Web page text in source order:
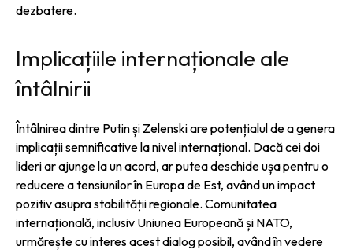
dezbatere.
Implicațiile internaționale ale
întâlnirii
Întâlnirea dintre Putin și Zelenski are potențialul de a genera
implicații semnificative la nivel internațional. Dacă cei doi
lideri ar ajunge la un acord, ar putea deschide ușa pentru o
reducere a tensiunilor în Europa de Est, având un impact
pozitiv asupra stabilității regionale. Comunitatea
internațională, inclusiv Uniunea Europeană și NATO,
urmărește cu interes acest dialog posibil, având în vedere